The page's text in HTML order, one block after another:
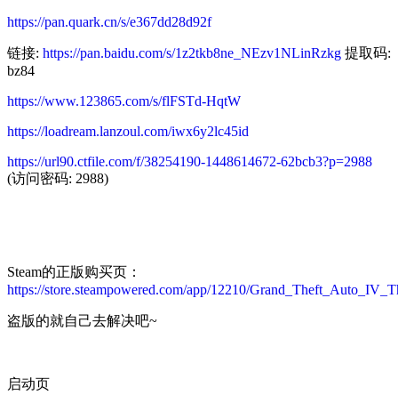
https://pan.quark.cn/s/e367dd28d92f
链接: https://pan.baidu.com/s/1z2tkb8ne_NEzv1NLinRzkg 提取码:
bz84
https://www.123865.com/s/flFSTd-HqtW
https://loadream.lanzoul.com/iwx6y2lc45id
https://url90.ctfile.com/f/38254190-1448614672-62bcb3?p=2988
(访问密码: 2988)
Steam的正版购买页：
https://store.steampowered.com/app/12210/
盗版的就自己去解决吧~
启动页